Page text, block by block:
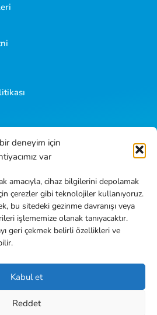
deneyim için
var
amacıyla, cihaz bilgilerini depolamak
çerezler gibi teknolojiler kullanıyoruz.
bu sitedeki gezinme davranışı veya
işlememize olanak tanıyacaktır.
geri çekmek belirli özellikleri ve
Kabul et
Reddet
veya aşağıdaki seçeneklerden